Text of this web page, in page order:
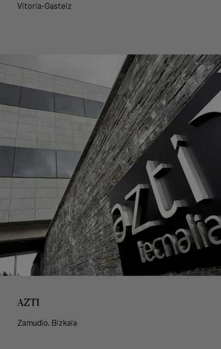
Vitoria-Gasteiz
AZTI
Zamudio, Bizkaia